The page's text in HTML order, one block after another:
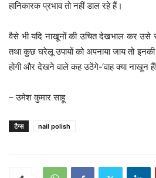
हानिकारक प्रभाव तो नहीं डाल रहे हैं।
वैसे भी यदि नाखूनों की उचित देखभाल कर उसे
तथा कुछ घरेलू उपायों को अपनाया जाय तो
होगी और देखने वाले कह उठेंगे-‘वाह क्या नाखून
– उमेश कुमार साहू
टैग्स nail polish